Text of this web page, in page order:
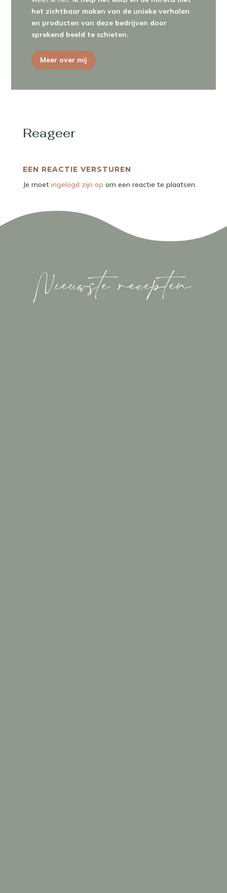
het zichtbaar maken van de unieke verhalen
en producten van deze bedrijven door
sprekend beeld te schieten.
Meer over mij
Reageer
EEN REACTIE VERSTUREN
Je moet ingelogd zijn op om een reactie te plaatsen.
Nieuwste recepten